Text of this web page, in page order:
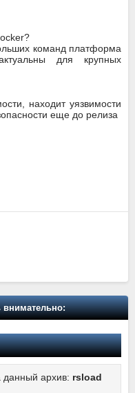
команд платформа
для крупных
находит уязвимости
еще до релиза
внимательно:
данный архив: rsload